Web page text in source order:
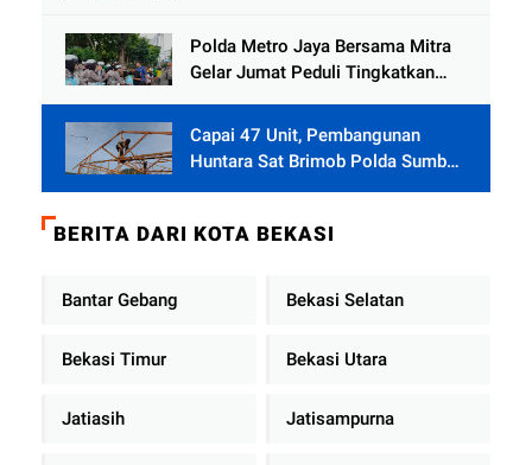
Diperkuat
Polda Metro Jaya Bersama Mitra
Gelar Jumat Peduli Tingkatkan
Capai 47 Unit, Pembangunan
Huntara Sat Brimob Polda Sumbar
Terus Berjalan di Pauh
BERITA DARI KOTA BEKASI
Bantar Gebang Bekasi Selatan
Bekasi Timur Bekasi Utara
Jatiasih Jatisampurna